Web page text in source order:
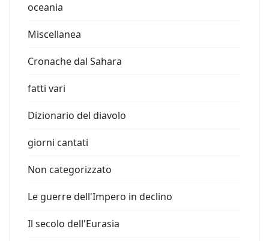
oceania
Miscellanea
Cronache dal Sahara
fatti vari
Dizionario del diavolo
giorni cantati
Non categorizzato
Le guerre dell'Impero in declino
Il secolo dell'Eurasia